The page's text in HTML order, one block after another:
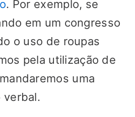
. Por exemplo, se
em um congresso
o uso de roupas
pela utilização de
uma
verbal.